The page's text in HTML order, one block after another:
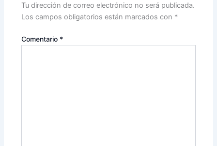
Tu dirección de correo electrónico no será publicada.
Los campos obligatorios están marcados con *
Comentario *